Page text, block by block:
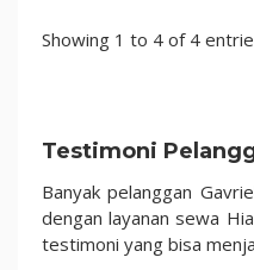
Showing 1 to 4 of 4
Testimoni
Banyak pelanggan
dengan layanan sewa
testimoni yang bisa